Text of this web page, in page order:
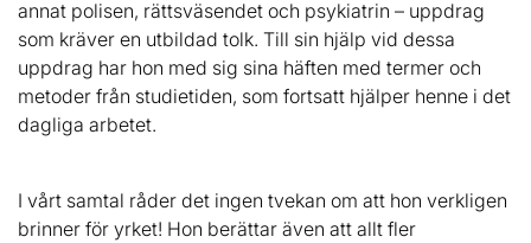
annat polisen, rättsväsendet och psykiatrin – uppdrag
som kräver en utbildad tolk. Till sin hjälp vid dessa
uppdrag har hon med sig sina häften med termer och
metoder från studietiden, som fortsatt hjälper henne i det
dagliga arbetet.
I vårt samtal råder det ingen tvekan om att hon verkligen
brinner för yrket! Hon berättar även att allt fler